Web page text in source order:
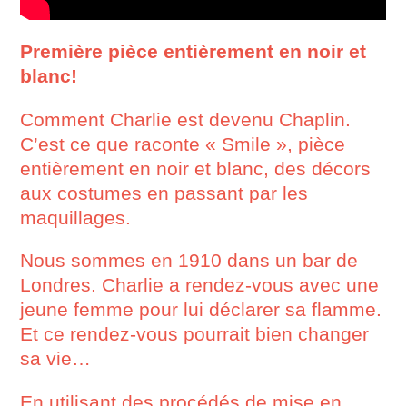
Première pièce entièrement en noir et
blanc!
Comment Charlie est devenu Chaplin.
C’est ce que raconte « Smile », pièce
entièrement en noir et blanc, des décors
aux costumes en passant par les
maquillages.
Nous sommes en 1910 dans un bar de
Londres. Charlie a rendez-vous avec une
jeune femme pour lui déclarer sa flamme.
Et ce rendez-vous pourrait bien changer
sa vie…